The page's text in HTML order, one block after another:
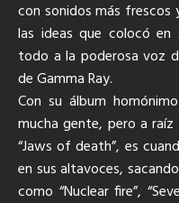
con sonidos más frescos
las ideas que colocó
todo a la poderosa voz
de Gamma Ray.
Con su álbum
mucha gente, pero a
“Jaws of death”, es
en sus altavoces,
como “Nuclear fire”,